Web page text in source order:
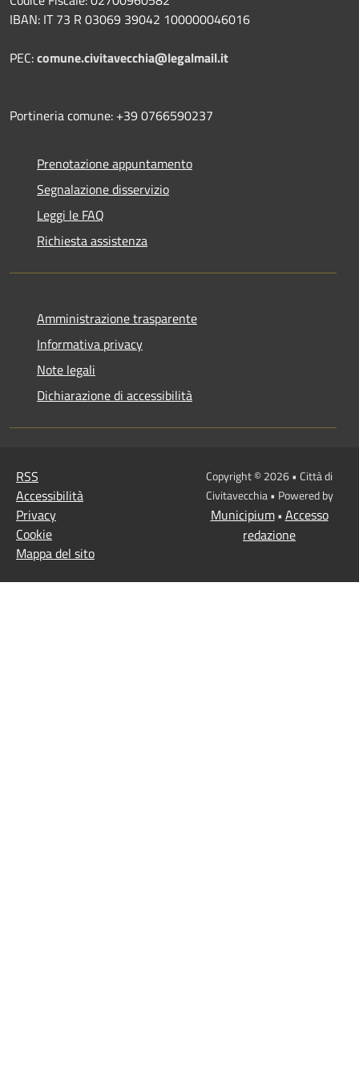
IBAN: IT 73 R 03069 39042 100000046016
PEC:comune.civitavecchia@legalmail.it
Portineria comune: +39 0766590237
Prenotazione appuntamento
Segnalazione disservizio
Leggi le FAQ
Richiesta assistenza
Amministrazione trasparente
Informativa privacy
Note legali
Dichiarazione di accessibilità
RSS
Accessibilità
Privacy
Cookie
Mappa del sito
Copyright © 2026 • Città di
Civitavecchia • Powered by
Municipium• Accesso
redazione